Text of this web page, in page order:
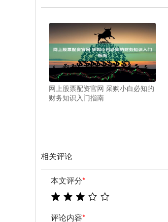
网上股票配资官网 采购小白必知的
财务知识入门指南
相关评论
本文评分*
评论内容*